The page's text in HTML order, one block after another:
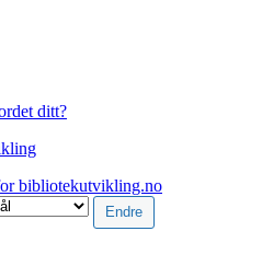
ditt?
bibliotekutvikling.no